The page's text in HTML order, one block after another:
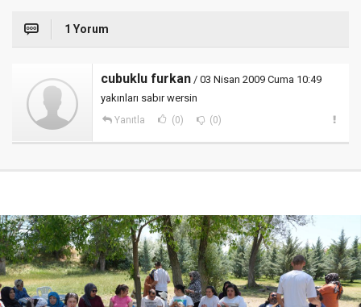
1 Yorum
cubuklu furkan / 03 Nisan 2009 Cuma 10:49
yakınları sabır wersin
Yanıtla (0) (0)